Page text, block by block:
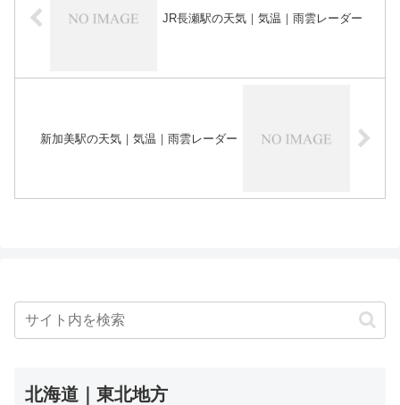
JR長瀬駅の天気｜気温｜雨雲レーダー
新加美駅の天気｜気温｜雨雲レーダー
北海道｜東北地方